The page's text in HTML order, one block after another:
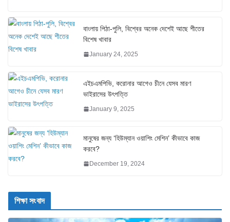
বাংলায় পিঠা-পুলি, বিশ্বের অনেক দেশেই আছে শীতের
বিশেষ খাবার
January 24, 2025
এইচএমপিভি, করোনার আগেও চীনে যেসব মারণ
ভাইরাসের উৎপত্তি
January 9, 2025
মানুষের জন্য ‘হিউম্যান ওয়াশিং মেশিন’ কীভাবে কাজ
করবে?
December 19, 2024
শিক্ষা সংবাদ